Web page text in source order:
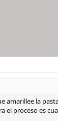
amarillee la
proceso es